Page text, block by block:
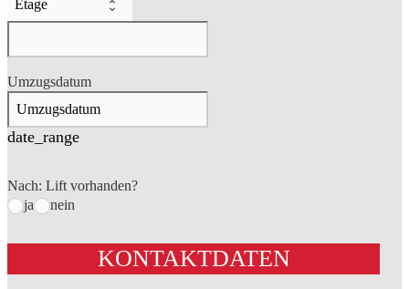
Umzugsdatum
date_range
Nach: Lift vorhanden?
ja
nein
KONTAKTDATEN